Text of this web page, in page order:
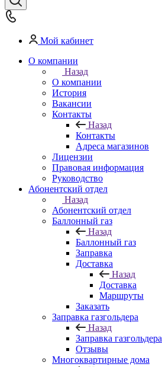
Мой кабинет
О компании
Назад
О компании
История
Вакансии
Контакты
Назад
Контакты
Адреса магазинов
Лицензии
Правовая информация
Руководство
Абонентский отдел
Назад
Абонентский отдел
Баллонный газ
Назад
Баллонный газ
Заправка
Доставка
Назад
Доставка
Маршруты
Заказать
Заправка газгольдера
Назад
Заправка газгольдера
Отзывы
Многоквартирные дома